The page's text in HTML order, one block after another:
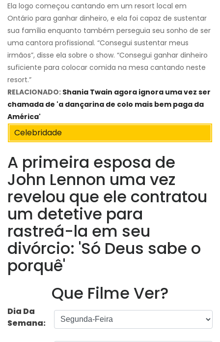
Ela logo começou cantando em um resort local em
Ontário para ganhar dinheiro, e ela foi capaz de sustentar
sua família enquanto também perseguia seu sonho de ser
uma cantora profissional. “Consegui sustentar meus
irmãos”, disse ela sobre o show. “Consegui ganhar dinheiro
suficiente para colocar comida na mesa cantando neste
resort.”
RELACIONADO: Shania Twain agora ignora uma vez ser
chamada de 'a dançarina de colo mais bem paga da
América'
Celebridade
A primeira esposa de
John Lennon uma vez
revelou que ele contratou
um detetive para
rastreá-la em seu
divórcio: 'Só Deus sabe o
porquê'
Que Filme Ver?
Dia Da
Semana: